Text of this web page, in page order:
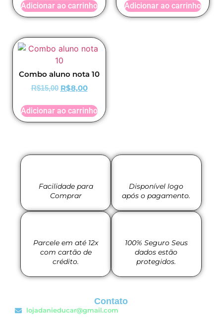
Adicionar ao carrinho Adicionar ao carrinho
Combo aluno nota 10
R$15,00 R$8,00
Adicionar ao carrinho
Facilidade para
Comprar
Disponível logo
após o pagamento.
Parcele em até 12x
com cartão de
crédito.
100% Seguro Seus
dados estão
protegidos.
Contato
lojadanieducar@gmail.com